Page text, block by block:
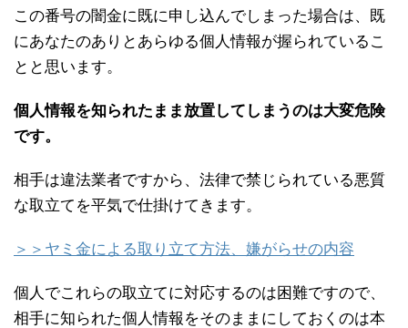
この番号の闇金に既に申し込んでしまった場合は、既
にあなたのありとあらゆる個人情報が握られているこ
とと思います。
個人情報を知られたまま放置してしまうのは大変危険
です。
相手は違法業者ですから、法律で禁じられている悪質
な取立てを平気で仕掛けてきます。
＞＞ヤミ金による取り立て方法、嫌がらせの内容
個人でこれらの取立てに対応するのは困難ですので、
相手に知られた個人情報をそのままにしておくのは本